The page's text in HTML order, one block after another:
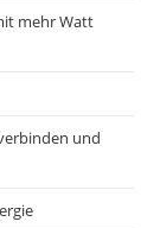
mehr Watt
und